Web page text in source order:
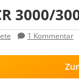
3000/
1 Kommentar